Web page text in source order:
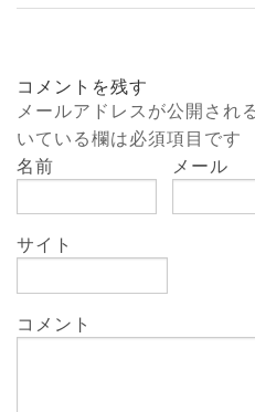
コメントを残す
メールアドレスが公開され
いている欄は必須項目です
名前
メール
サイト
コメント